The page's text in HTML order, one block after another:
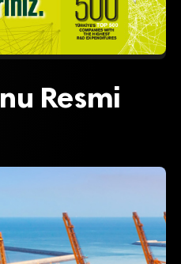
Resmi